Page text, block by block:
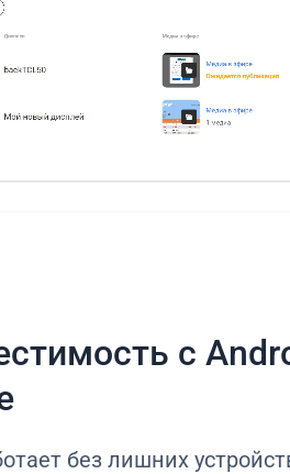
с
без лишних